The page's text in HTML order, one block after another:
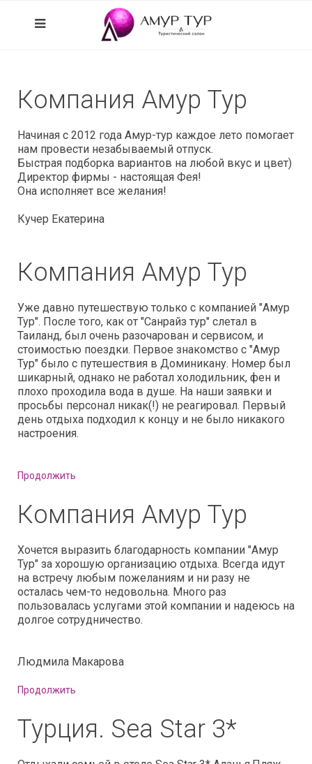
Компания Амур Тур
Начиная с 2012 года Амур-тур каждое лето помогает
нам провести незабываемый отпуск.
Быстрая подборка вариантов на любой вкус и цвет)
Директор фирмы - настоящая Фея!
Она исполняет все желания!
Кучер Екатерина
Компания Амур Тур
Уже давно путешествую только с компанией "Амур
Тур". После того, как от "Санрайз тур" слетал в
Таиланд, был очень разочарован и сервисом, и
стоимостью поездки. Первое знакомство с "Амур
Тур" было с путешествия в Доминикану. Номер был
шикарный, однако не работал холодильник, фен и
плохо проходила вода в душе. На наши заявки и
просьбы персонал никак(!) не реагировал. Первый
день отдыха подходил к концу и не было никакого
настроения.
Продолжить
Компания Амур Тур
Хочется выразить благодарность компании "Амур
Тур" за хорошую организацию отдыха. Всегда идут
на встречу любым пожеланиям и ни разу не
осталась чем-то недовольна. Много раз
пользовалась услугами этой компании и надеюсь на
долгое сотрудничество.
Людмила Макарова
Продолжить
Турция. Sea Star 3*